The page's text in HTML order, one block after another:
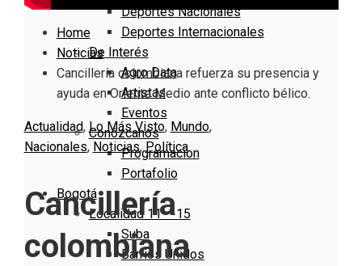
Deportes Nacionales
Deportes Internacionales
De Interés
Agro Data
Artistas
Eventos
Conózcanos
Programacion
Portafolio
Bogotá
Localidad 11 – 15
Suba
Barrios Unidos
Home
Noticias
Cancillería colombiana refuerza su presencia y
ayuda en Oriente Medio ante conflicto bélico.
Actualidad, Lo Más Visto, Mundo,
Nacionales, Noticias, Política
Cancillería
colombiana